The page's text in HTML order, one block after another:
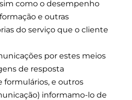
como o desempenho
e outras
do serviço que o cliente
por estes meios
de resposta
formulários, e outros
informamo-lo de